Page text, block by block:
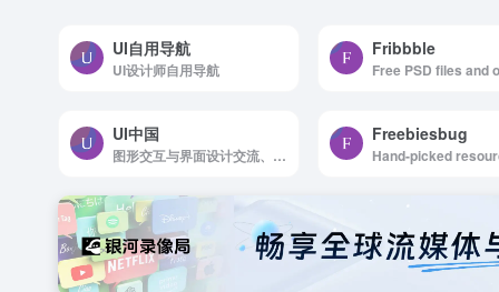
UI自用导航
UI设计师自用导航
Fribbble
UI中国
图形交互与界面设计交流、作品展示、学习平台。
Freebiesbug